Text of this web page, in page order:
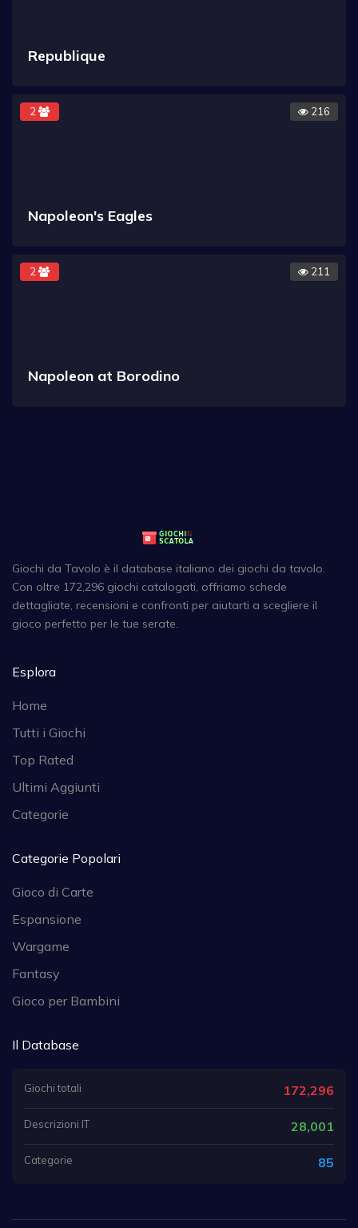
Republique
2 216
Napoleon's Eagles
2 211
Napoleon at Borodino
Giochi da Tavolo è il database italiano dei giochi da tavolo.
Con oltre 172,296 giochi catalogati, offriamo schede
dettagliate, recensioni e confronti per aiutarti a scegliere il
gioco perfetto per le tue serate.
Esplora
Home
Tutti i Giochi
Top Rated
Ultimi Aggiunti
Categorie
Categorie Popolari
Gioco di Carte
Espansione
Wargame
Fantasy
Gioco per Bambini
Il Database
Giochi totali 172,296
Descrizioni IT 28,001
Categorie 85